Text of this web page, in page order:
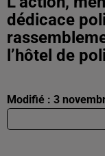
dédicace
l’hôtel de
Modifié : 3